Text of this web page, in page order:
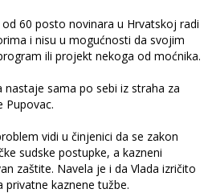
60 posto novinara u Hrvatskoj radi
i nisu u mogućnosti da svojim
ili projekt nekoga od moćnika.
sama po sebi iz straha za
Pupovac.
vidi u činjenici da se zakon
sudske postupke, a kazneni
zaštite. Navela je i da Vlada izričito
kaznene tužbe.